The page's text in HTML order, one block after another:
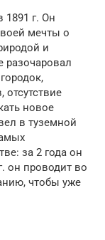
1891 г. Он
мечты о
и
разочаровал
новое
в туземной
за 2 года он
он проводит во
чтобы уже